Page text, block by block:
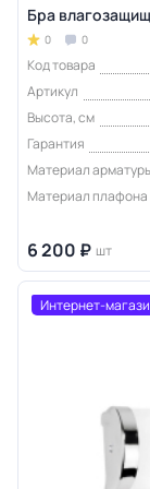
Бра
0 0
Код товара
Артикул
Высота, см
Гарантия
Материал
Материал плафона
6 200 ₽ шт
Интернет-